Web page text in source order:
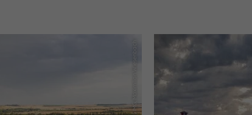
(c) IMG, Maximilian Wiesenbach